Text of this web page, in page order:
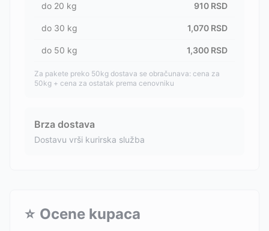
do 20 kg 910 RSD
do 30 kg 1,070 RSD
do 50 kg 1,300 RSD
Za pakete preko 50kg dostava se obračunava: cena za
50kg + cena za ostatak prema cenovniku
Brza dostava
Dostavu vrši kurirska služba
⭐ Ocene kupaca